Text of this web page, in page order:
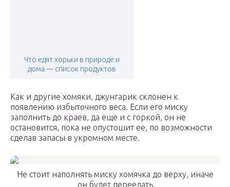
Что едят хорьки в природе и
дома — список продуктов
Как и другие хомяки, джунгарик склонен к
появлению избыточного веса. Если его миску
заполнить до краев, да еще и с горкой, он не
остановится, пока не опустошит ее, по возможности
сделав запасы в укромном месте.
Не стоит наполнять миску хомячка до верху, иначе
он будет переедать